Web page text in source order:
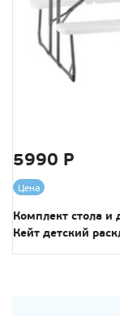
5990 Р
Цена
Комплект стола и
Кейт детский